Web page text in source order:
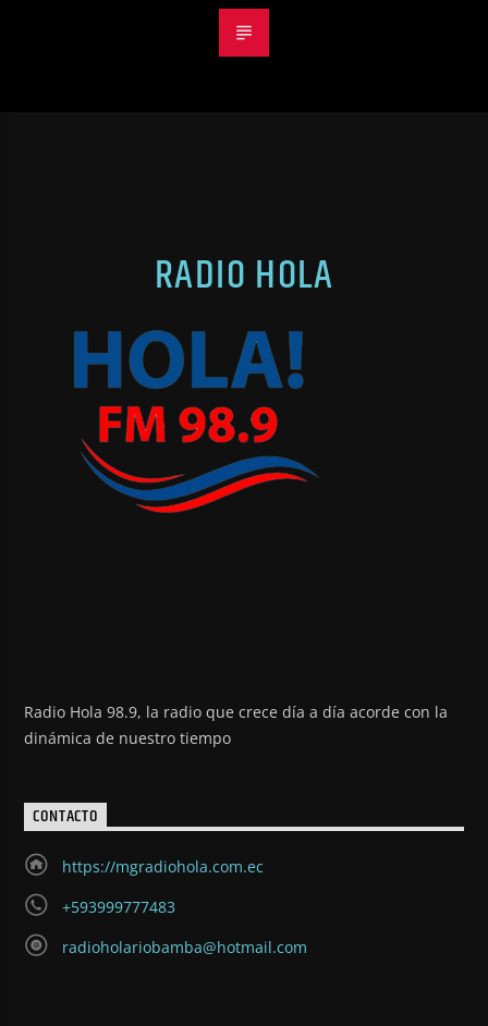
RADIO HOLA
Radio Hola 98.9, la radio que crece día a día acorde con la
dinámica de nuestro tiempo
CONTACTO
https://mgradiohola.com.ec
+593999777483
radioholariobamba@hotmail.com